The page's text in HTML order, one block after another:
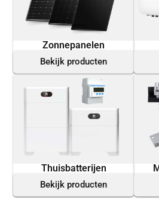
Zonnepanelen
Bekijk producten
Thuisbatterijen
Bekijk producten